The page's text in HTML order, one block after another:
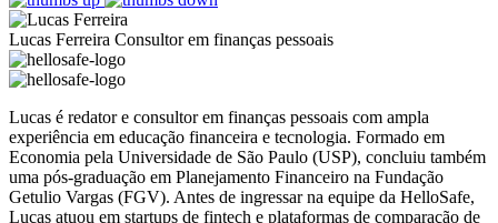
Lucas Ferreira Consultor em finanças pessoais
Lucas é redator e consultor em finanças pessoais com ampla
experiência em educação financeira e tecnologia. Formado em
Economia pela Universidade de São Paulo (USP), concluiu também
uma pós-graduação em Planejamento Financeiro na Fundação
Getulio Vargas (FGV). Antes de ingressar na equipe da HelloSafe,
Lucas atuou em startups de fintech e plataformas de comparação de